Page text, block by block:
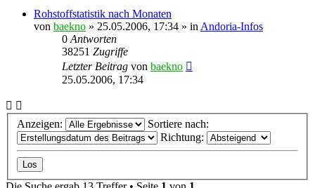
Rohstoffstatistik nach Monaten
von baekno » 25.05.2006, 17:34 » in Andoria-Infos
0 Antworten
38251 Zugriffe
Letzter Beitrag von baekno
25.05.2006, 17:34
Anzeigen:
Sortiere nach:
Richtung: